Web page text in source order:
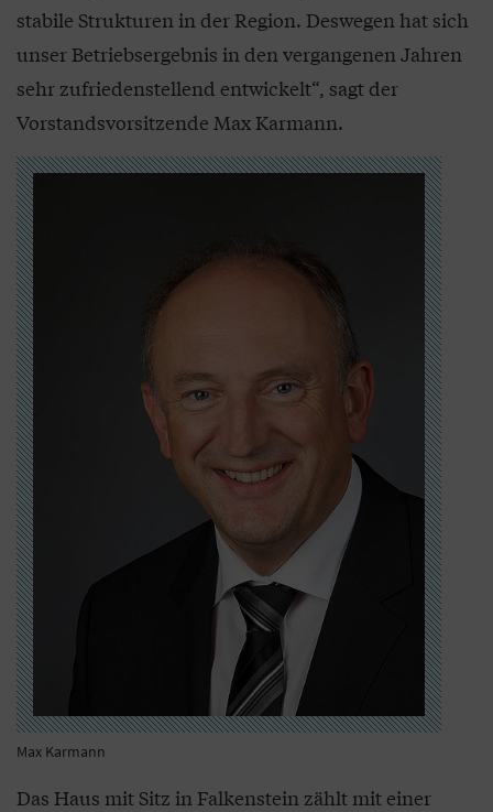
stabile Strukturen in der Region. Deswegen hat sich
unser Betriebsergebnis in den vergangenen Jahren
sehr zufriedenstellend entwickelt“, sagt der
Vorstandsvorsitzende Max Karmann.
Max Karmann
Das Haus mit Sitz in Falkenstein zählt mit einer